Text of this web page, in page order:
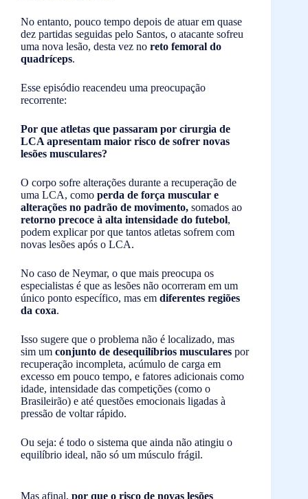
No entanto, pouco tempo depois de atuar em quase
dez partidas seguidas pelo Santos, o atacante sofreu
uma nova lesão, desta vez no reto femoral do
quadríceps.
Esse episódio reacendeu uma preocupação
recorrente:
Por que atletas que passaram por cirurgia de
LCA apresentam maior risco de sofrer novas
lesões musculares?
O corpo sofre alterações durante a recuperação de
uma LCA, como perda de força muscular e
alterações no padrão de movimento, somados ao
retorno precoce à alta intensidade do futebol,
podem explicar por que tantos atletas sofrem com
novas lesões após o LCA.
No caso de Neymar, o que mais preocupa os
especialistas é que as lesões não ocorreram em um
único ponto específico, mas em diferentes regiões
da coxa.
Isso sugere que o problema não é localizado, mas
sim um conjunto de desequilíbrios musculares por
recuperação incompleta, acúmulo de carga em
excesso em pouco tempo, e fatores adicionais como
idade, intensidade das competições (como o
Brasileirão) e até questões emocionais ligadas à
pressão de voltar rápido.
Ou seja: é todo o sistema que ainda não atingiu o
equilíbrio ideal, não só um músculo frágil.
Mas afinal, por que o risco de novas lesões